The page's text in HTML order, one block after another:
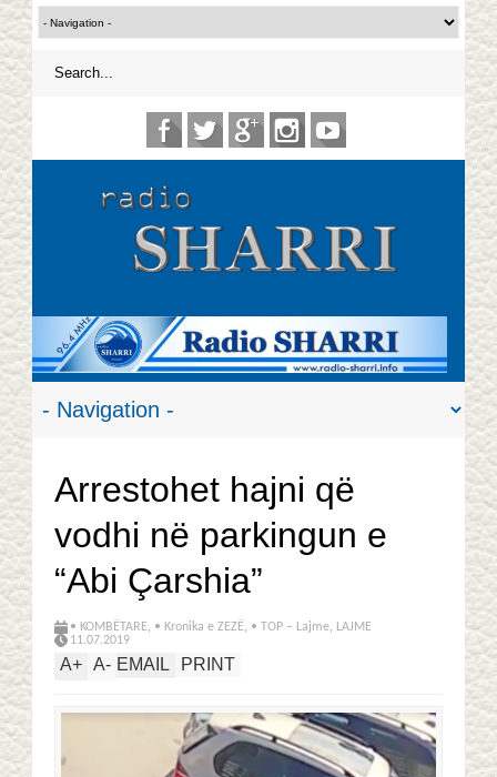
Arrestohet hajni që
vodhi në parkingun e
“Abi Çarshia”
• KOMBËTARE, • Kronika e ZEZË, • TOP – Lajme, LAJME
11.07.2019
A+ A- EMAIL PRINT